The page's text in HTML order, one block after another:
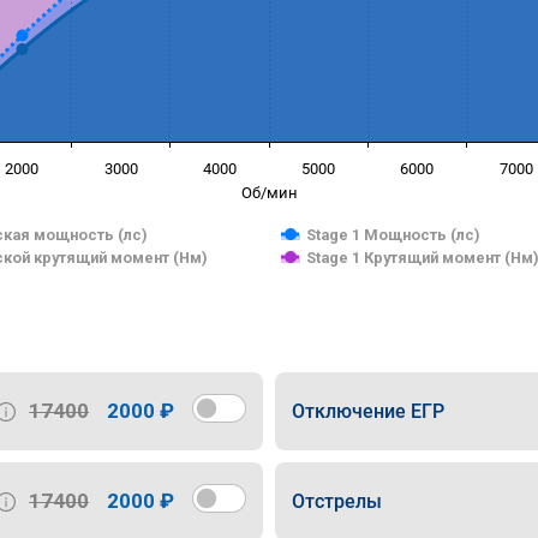
Об/мин
мощность (лс)
Stage 1 Мощность (лс)
крутящий момент (Нм)
Stage 1 Крутящий момент (Нм)
2000 3000 4000 5000 6000 7000
17400 2000 ₽ Отключение ЕГР
17400 2000 ₽ Отстрелы